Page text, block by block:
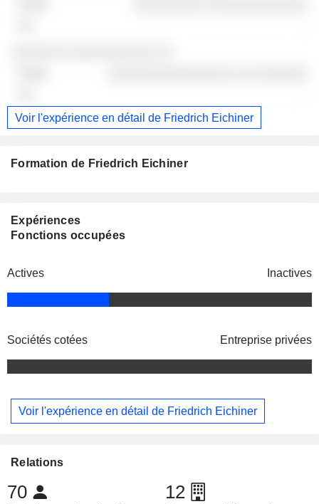
Voir l'expérience en détail de Friedrich Eichiner
Formation de Friedrich Eichiner
Expériences
Fonctions occupées
Actives Inactives
Sociétés cotées Entreprise privées
Voir l'expérience en détail de Friedrich Eichiner
Relations
70 12